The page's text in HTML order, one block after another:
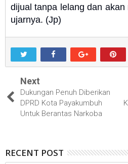
dijual tanpa lelang dan
ujarnya. (Jp)
Next
Dukungan Penuh Diberikan
DPRD Kota Payakumbuh
Untuk Berantas Narkoba
RECENT POST